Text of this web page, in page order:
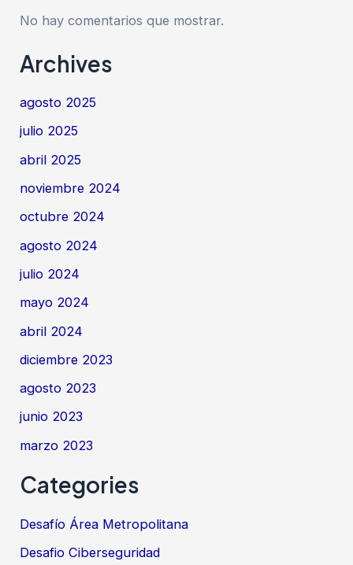
No hay comentarios que mostrar.
Archives
agosto 2025
julio 2025
abril 2025
noviembre 2024
octubre 2024
agosto 2024
julio 2024
mayo 2024
abril 2024
diciembre 2023
agosto 2023
junio 2023
marzo 2023
Categories
Desafío Área Metropolitana
Desafio Ciberseguridad